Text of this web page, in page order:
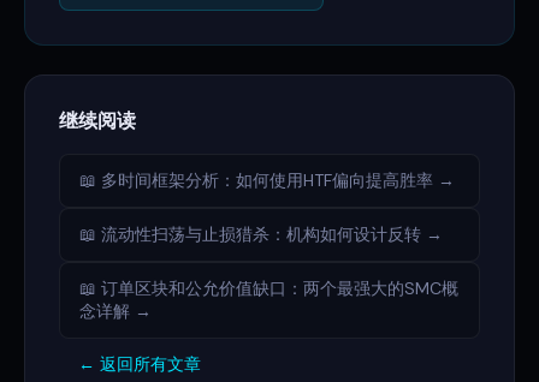
继续阅读
📖 多时间框架分析：如何使用HTF偏向提高胜率 →
📖 流动性扫荡与止损猎杀：机构如何设计反转 →
📖 订单区块和公允价值缺口：两个最强大的SMC概
念详解 →
← 返回所有文章